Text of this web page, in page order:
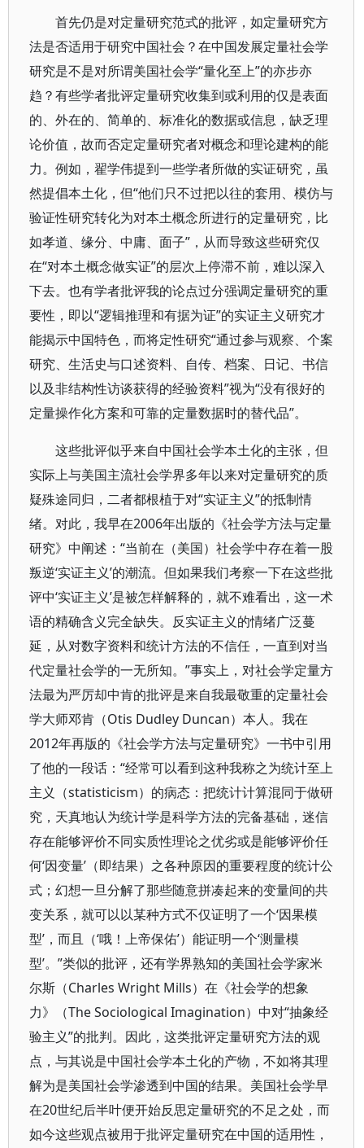
首先仍是对定量研究范式的批评，如定量研究方
法是否适用于研究中国社会？在中国发展定量社会学
研究是不是对所谓美国社会学“量化至上”的亦步亦
趋？有些学者批评定量研究收集到或利用的仅是表面
的、外在的、简单的、标准化的数据或信息，缺乏理
论价值，故而否定定量研究者对概念和理论建构的能
力。例如，翟学伟提到一些学者所做的实证研究，虽
然提倡本土化，但“他们只不过把以往的套用、模仿与
验证性研究转化为对本土概念所进行的定量研究，比
如孝道、缘分、中庸、面子”，从而导致这些研究仅
在“对本土概念做实证”的层次上停滞不前，难以深入
下去。也有学者批评我的论点过分强调定量研究的重
要性，即以“逻辑推理和有据为证”的实证主义研究才
能揭示中国特色，而将定性研究“通过参与观察、个案
研究、生活史与口述资料、自传、档案、日记、书信
以及非结构性访谈获得的经验资料”视为“没有很好的
定量操作化方案和可靠的定量数据时的替代品”。
这些批评似乎来自中国社会学本土化的主张，但
实际上与美国主流社会学界多年以来对定量研究的质
疑殊途同归，二者都根植于对“实证主义”的抵制情
绪。对此，我早在2006年出版的《社会学方法与定量
研究》中阐述：“当前在（美国）社会学中存在着一股
叛逆‘实证主义’的潮流。但如果我们考察一下在这些批
评中‘实证主义’是被怎样解释的，就不难看出，这一术
语的精确含义完全缺失。反实证主义的情绪广泛蔓
延，从对数字资料和统计方法的不信任，一直到对当
代定量社会学的一无所知。”事实上，对社会学定量方
法最为严厉却中肯的批评是来自我最敬重的定量社会
学大师邓肯（Otis Dudley Duncan）本人。我在
2012年再版的《社会学方法与定量研究》一书中引用
了他的一段话：“经常可以看到这种我称之为统计至上
主义（statisticism）的病态：把统计计算混同于做研
究，天真地认为统计学是科学方法的完备基础，迷信
存在能够评价不同实质性理论之优劣或是能够评价任
何‘因变量’（即结果）之各种原因的重要程度的统计公
式；幻想一旦分解了那些随意拼凑起来的变量间的共
变关系，就可以以某种方式不仅证明了一个‘因果模
型’，而且（‘哦！上帝保佑’）能证明一个‘测量模
型’。”类似的批评，还有学界熟知的美国社会学家米
尔斯（Charles Wright Mills）在《社会学的想象
力》（The Sociological Imagination）中对“抽象经
验主义”的批判。因此，这类批评定量研究方法的观
点，与其说是中国社会学本土化的产物，不如将其理
解为是美国社会学渗透到中国的结果。美国社会学早
在20世纪后半叶便开始反思定量研究的不足之处，而
如今这些观点被用于批评定量研究在中国的适用性，